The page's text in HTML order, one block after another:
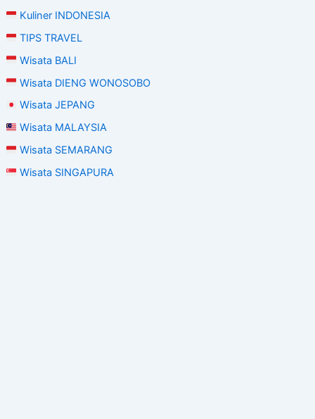
Kuliner INDONESIA
TIPS TRAVEL
Wisata BALI
Wisata DIENG WONOSOBO
Wisata JEPANG
Wisata MALAYSIA
Wisata SEMARANG
Wisata SINGAPURA